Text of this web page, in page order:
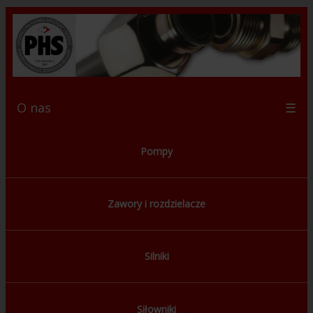
O nas ☰
Pompy
Zawory i rozdzielacze
Silniki
Siłowniki